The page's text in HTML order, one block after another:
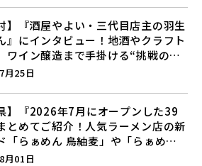
】『酒屋やよい・三代目店主の羽生
』にインタビュー！地酒やクラフト
ワイン醸造まで手掛ける“挑戦の歴
る♪
月25日
】『2026年7月にオープンした39
とめてご紹介！人気ラーメン店の新
「らぁめん 鳥紬麦」や「らぁめん
の空」など盛りだくさん♪
月01日